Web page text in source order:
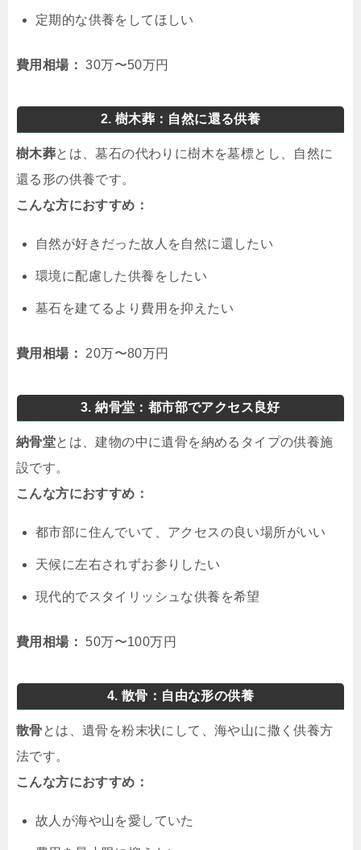
定期的な供養をしてほしい
費用相場： 30万〜50万円
2. 樹木葬：自然に還る供養
樹木葬とは、墓石の代わりに樹木を墓標とし、自然に
還る形の供養です。
こんな方におすすめ：
自然が好きだった故人を自然に還したい
環境に配慮した供養をしたい
墓石を建てるより費用を抑えたい
費用相場： 20万〜80万円
3. 納骨堂：都市部でアクセス良好
納骨堂とは、建物の中に遺骨を納めるタイプの供養施
設です。
こんな方におすすめ：
都市部に住んでいて、アクセスの良い場所がいい
天候に左右されずお参りしたい
現代的でスタイリッシュな供養を希望
費用相場： 50万〜100万円
4. 散骨：自由な形の供養
散骨とは、遺骨を粉末状にして、海や山に撒く供養方
法です。
こんな方におすすめ：
故人が海や山を愛していた